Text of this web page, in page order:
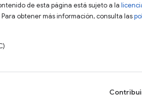
de esta página está sujeto a la
Para obtener más información, consulta las